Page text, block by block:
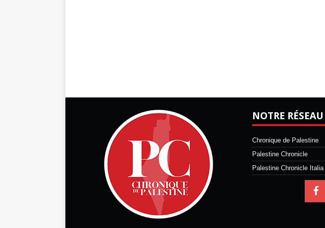
NOTRE RÉSEAU
Chronique de Palestine
Palestine Chronicle
Palestine Chronicle Italia